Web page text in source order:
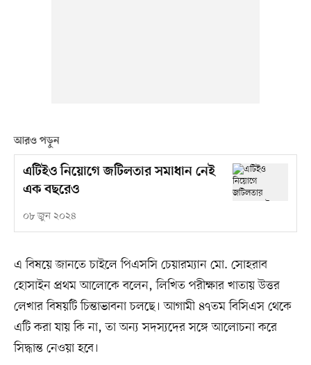
আরও পড়ুন
এটিইও নিয়োগে জটিলতার সমাধান নেই
এক বছরেও
০৮ জুন ২০২৪
এ বিষয়ে জানতে চাইলে পিএসসি চেয়ারম্যান মো. সোহরাব
হোসাইন প্রথম আলোকে বলেন, লিখিত পরীক্ষার খাতায় উত্তর
লেখার বিষয়টি চিন্তাভাবনা চলছে। আগামী ৪৭তম বিসিএস থেকে
এটি করা যায় কি না, তা অন্য সদস্যদের সঙ্গে আলোচনা করে
সিদ্ধান্ত নেওয়া হবে।